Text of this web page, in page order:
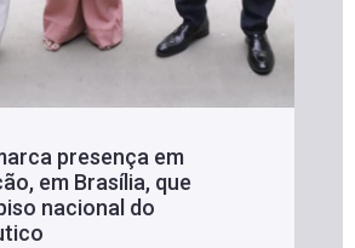
presença em
em Brasília, que
nacional do